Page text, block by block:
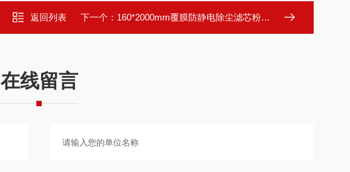
返回列表 下一个： 160*2000mm覆膜防静电除尘滤芯粉末回收专用
在线留言